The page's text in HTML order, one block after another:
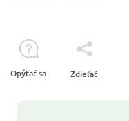
Opýtať sa Zdieľať